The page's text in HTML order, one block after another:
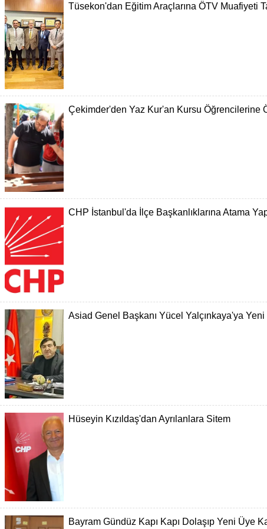
Tüsekon'dan Eğitim Araçlarına ÖTV Muafiyeti
Çekimder'den Yaz Kur'an Kursu Öğrencilerine
CHP İstanbul'da İlçe Başkanlıklarına Atama
Asiad Genel Başkanı Yücel Yalçınkaya'ya Yeni
Hüseyin Kızıldaş'dan Ayrılanlara Sitem
Bayram Gündüz Kapı Kapı Dolaşıp Yeni Üye